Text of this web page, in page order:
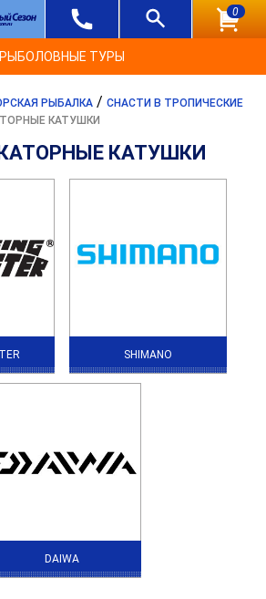
0
РЫБОЛОВНЫЕ ТУРЫ
РЫБАЛКА / СНАСТИ В ТРОПИЧЕСКИЕ
КАТУШКИ
КАТУШКИ
SHIMANO
DAIWA